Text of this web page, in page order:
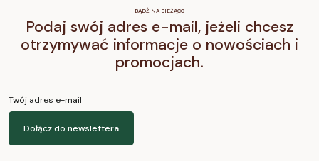
BĄDŹ NA BIEŻĄCO
Podaj swój adres e-mail, jeżeli chcesz
otrzymywać informacje o nowościach i
promocjach.
Twój adres e-mail
Dołącz do newslettera